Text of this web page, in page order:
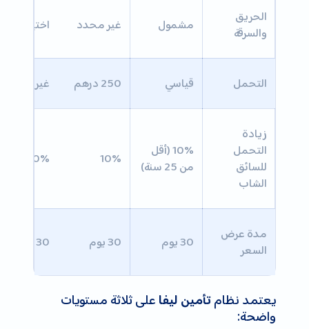
الحريق
والسرقة
مشمول غير محدد اختياري
التحمل قياسي 250 درهم غير متاح
زيادة
التحمل
للسائق
الشاب
10% (أقل
من 25 سنة)
10%
10%
مدة عرض
السعر
30 يوم 30 يوم 30 يوم
يعتمد نظامتأمين ليفاعلى ثلاثة مستويات
واضحة: